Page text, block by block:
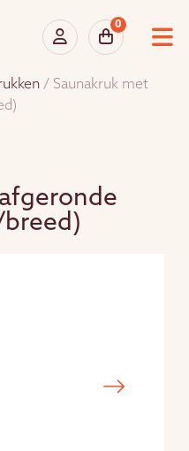
0
/ Saunakruk met